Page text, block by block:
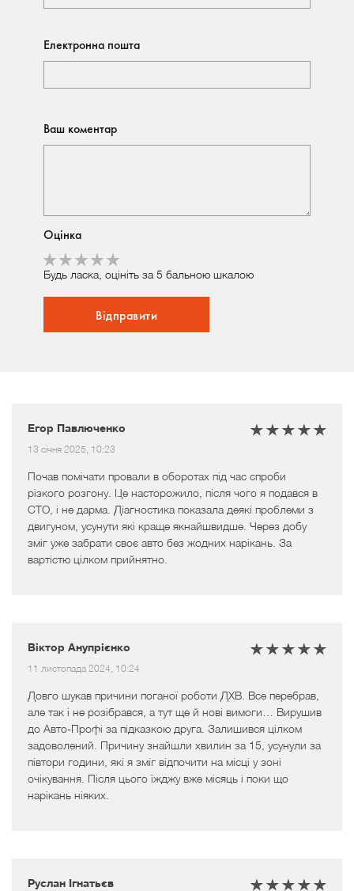
Електронна пошта
Ваш коментар
Оцінка
Будь ласка, оцініть за 5 бальною шкалою
Егор Павлюченко
13 січня 2025, 10:23
Почав помічати провали в оборотах під час спроби
різкого розгону. Це насторожило, після чого я подався в
СТО, і не дарма. Діагностика показала деякі проблеми з
двигуном, усунути які краще якнайшвидше. Через добу
зміг уже забрати своє авто без жодних нарікань. За
вартістю цілком прийнятно.
Віктор Анупрієнко
11 листопада 2024, 10:24
Довго шукав причини поганої роботи ДХВ. Все перебрав,
але так і не розібрався, а тут ще й нові вимоги… Вирушив
до Авто-Профі за підказкою друга. Залишився цілком
задоволений. Причину знайшли хвилин за 15, усунули за
півтори години, які я зміг відпочити на місці у зоні
очікування. Після цього їжджу вже місяць і поки що
нарікань ніяких.
Руслан Ігнатьєв